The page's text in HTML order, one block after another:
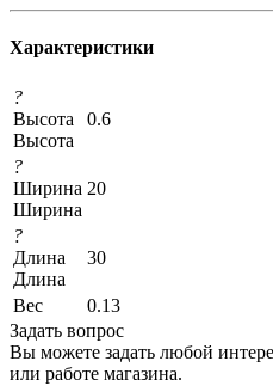
Характеристики
?
Высота
Высота
0.6
?
Ширина
Ширина
20
?
Длина
Длина
30
Вес
0.13
Задать вопрос
Вы можете задать любой
или работе магазина.